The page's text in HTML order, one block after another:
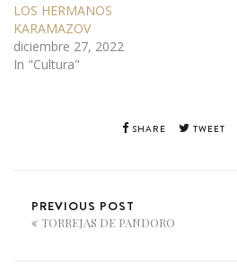
LOS HERMANOS
KARAMAZOV
diciembre 27, 2022
In "Cultura"
SHARE TWEET
PREVIOUS POST
TORREJAS DE PANDORO